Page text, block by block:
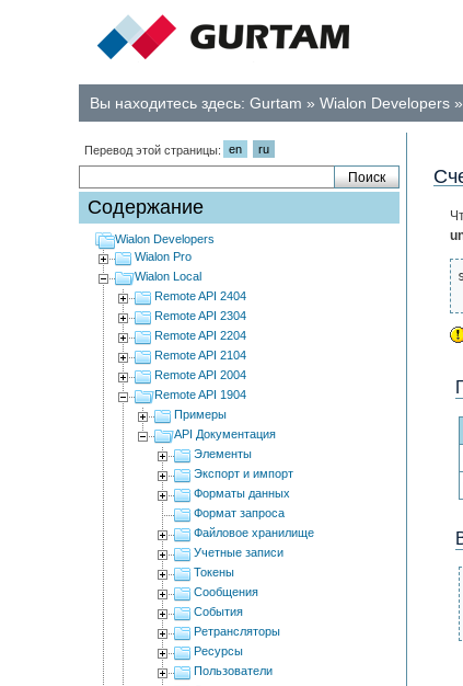
Вы находитесь здесь: Gurtam » Wialon Developers »
Перевод этой страницы: en ru
Содержание
Wialon Developers
Wialon Pro
Wialon Local
Remote API 2404
Remote API 2304
Remote API 2204
Remote API 2104
Remote API 2004
Remote API 1904
Примеры
API Документация
Элементы
Экспорт и импорт
Форматы данных
Формат запроса
Файловое хранилище
Учетные записи
Токены
Сообщения
События
Ретрансляторы
Ресурсы
Пользователи